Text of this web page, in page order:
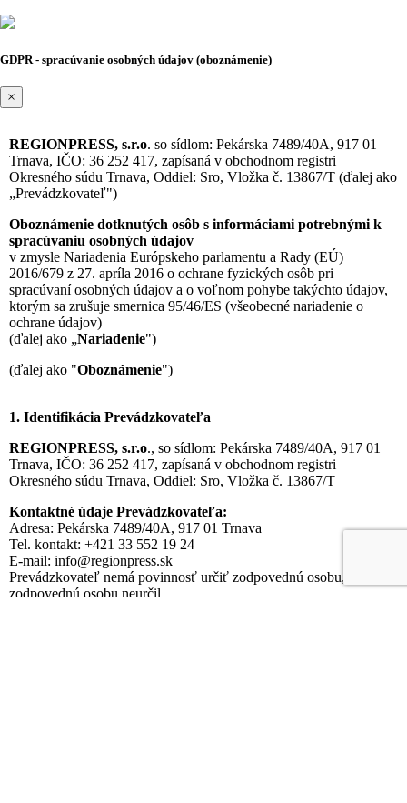
GDPR - spracúvanie osobných údajov (oboznámenie)
×
REGIONPRESS, s.r.o. so sídlom: Pekárska 7489/40A, 917 01
Trnava, IČO: 36 252 417, zapísaná v obchodnom registri
Okresného súdu Trnava, Oddiel: Sro, Vložka č. 13867/T (ďalej ako
„Prevádzkovateľ")
Oboznámenie dotknutých osôb s informáciami potrebnými k
spracúvaniu osobných údajov
v zmysle Nariadenia Európskeho parlamentu a Rady (EÚ)
2016/679 z 27. apríla 2016 o ochrane fyzických osôb pri
spracúvaní osobných údajov a o voľnom pohybe takýchto údajov,
ktorým sa zrušuje smernica 95/46/ES (všeobecné nariadenie o
ochrane údajov)
(ďalej ako „Nariadenie")
(ďalej ako "Oboznámenie")
1. Identifikácia Prevádzkovateľa
REGIONPRESS, s.r.o., so sídlom: Pekárska 7489/40A, 917 01
Trnava, IČO: 36 252 417, zapísaná v obchodnom registri
Okresného súdu Trnava, Oddiel: Sro, Vložka č. 13867/T
Kontaktné údaje Prevádzkovateľa:
Adresa: Pekárska 7489/40A, 917 01 Trnava
Tel. kontakt: +421 33 552 19 24
E-mail: info@regionpress.sk
Prevádzkovateľ nemá povinnosť určiť zodpovednú osobu, preto
zodpovednú osobu neurčil.